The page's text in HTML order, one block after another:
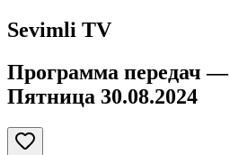
Sevimli TV
Программа передач —
Пятница 30.08.2024